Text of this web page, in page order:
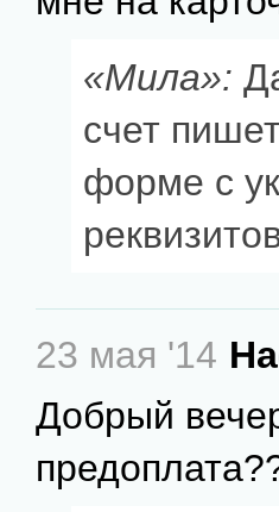
«Мила»:
счет
форме с
23 мая '14
Добрый